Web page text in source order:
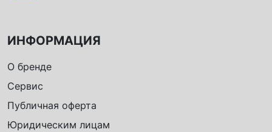
ИНФОРМАЦИЯ
О бренде
Сервис
Публичная оферта
Юридическим лицам